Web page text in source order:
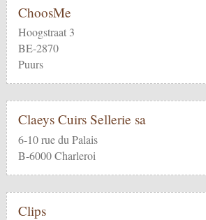
ChoosMe
Hoogstraat 3
BE-2870
Puurs
Claeys Cuirs Sellerie sa
6-10 rue du Palais
B-6000 Charleroi
Clips